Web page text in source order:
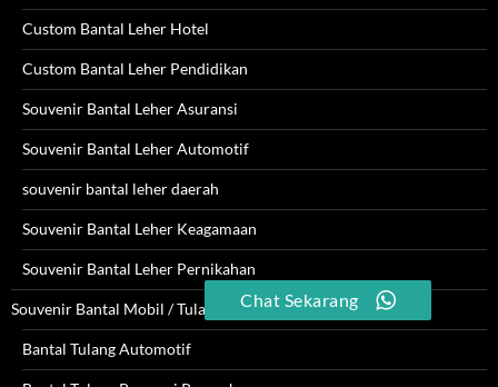
Custom Bantal Leher Hotel
Custom Bantal Leher Pendidikan
Souvenir Bantal Leher Asuransi
Souvenir Bantal Leher Automotif
souvenir bantal leher daerah
Souvenir Bantal Leher Keagamaan
Souvenir Bantal Leher Pernikahan
Souvenir Bantal Mobil / Tulang
Bantal Tulang Automotif
Chat Sekarang